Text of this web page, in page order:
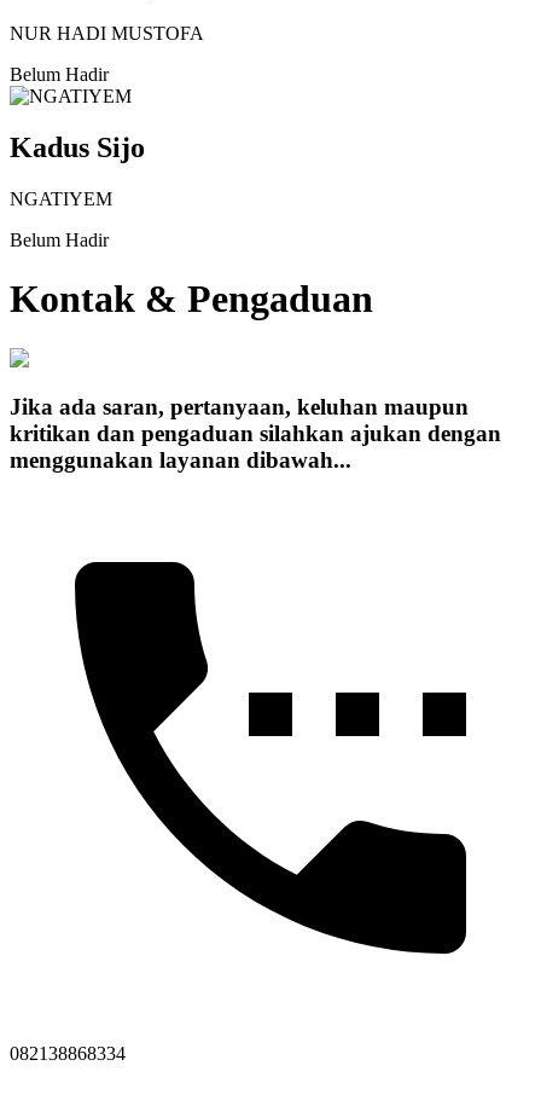
NUR HADI MUSTOFA
Belum Hadir
Kadus Sijo
NGATIYEM
Belum Hadir
Kontak & Pengaduan
Jika ada saran, pertanyaan, keluhan maupun
kritikan dan pengaduan silahkan ajukan dengan
menggunakan layanan dibawah...
082138868334